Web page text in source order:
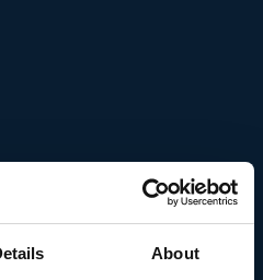
About